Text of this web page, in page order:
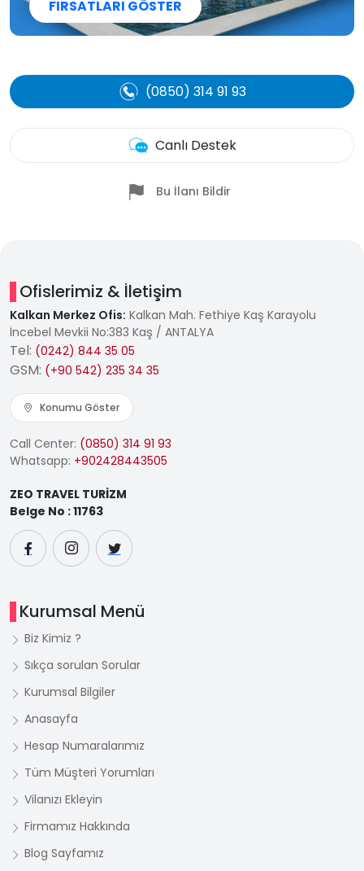
FIRSATLARI GÖSTER
(0850) 314 91 93
Canlı Destek
Bu İlanı Bildir
Ofislerimiz & İletişim
Kalkan Merkez Ofis: Kalkan Mah. Fethiye Kaş Karayolu
İncebel Mevkii No:383 Kaş / ANTALYA
Tel: (0242) 844 35 05
GSM: (+90 542) 235 34 35
Konumu Göster
Call Center: (0850) 314 91 93
Whatsapp: +902428443505
ZEO TRAVEL TURİZM
Belge No : 11763
Kurumsal Menü
Biz Kimiz ?
Sıkça sorulan Sorular
Kurumsal Bilgiler
Anasayfa
Hesap Numaralarımız
Tüm Müşteri Yorumları
Vilanızı Ekleyin
Firmamız Hakkında
Blog Sayfamız